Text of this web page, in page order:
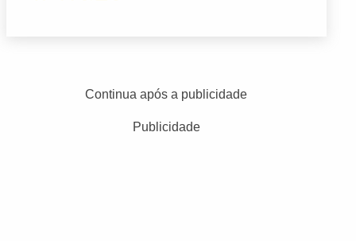
Continua após a publicidade
Publicidade